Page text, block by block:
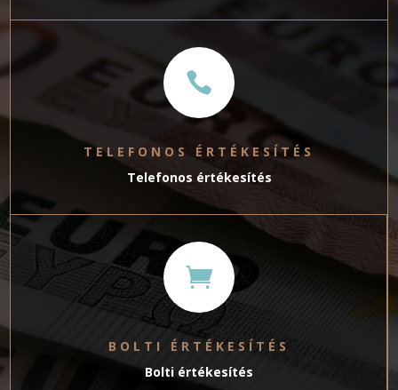

TELEFONOS ÉRTÉKESÍTÉS
Telefonos értékesítés

BOLTI ÉRTÉKESÍTÉS
Bolti értékesítés